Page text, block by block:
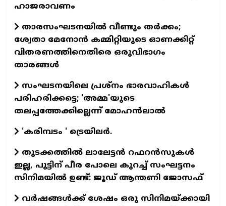
ഹാജരാവണം
താരസംഘടനയില്‍ വീണ്ടും തര്‍ക്കം;
ശ്വേതാ മേനോന്‍ കമ്മിറ്റിയുടെ ഓണക്കിറ്റ്
വിതരണത്തിനെതിരെ ഒരുവിഭാഗം
താരങ്ങള്‍
സംഘടനയിലെ പ്രശ്നം ഭാരവാഹികൾ
പരിഹരിക്കട്ടെ; 'അമ്മ'യുടെ
തലപ്പത്തേക്കില്ലെന്ന് മോഹൻലാൽ
'കരിമ്പടം ' ട്രെയിലര്‍.
തുടക്കത്തില്‍ ലാലേട്ടന്‍ റഫറന്‍സുകള്‍
ഇല്ല, പുട്ടിന് പീര പോലെ കുറച്ച് സംഘട്ടനം
സിനിമയില്‍ ഉണ്ട്: ജൂഡ് ആന്തണി ജോസഫ്
വര്‍ഷങ്ങള്‍ക്ക് ശേഷം ഒരു സിനിമയ്ക്കായി